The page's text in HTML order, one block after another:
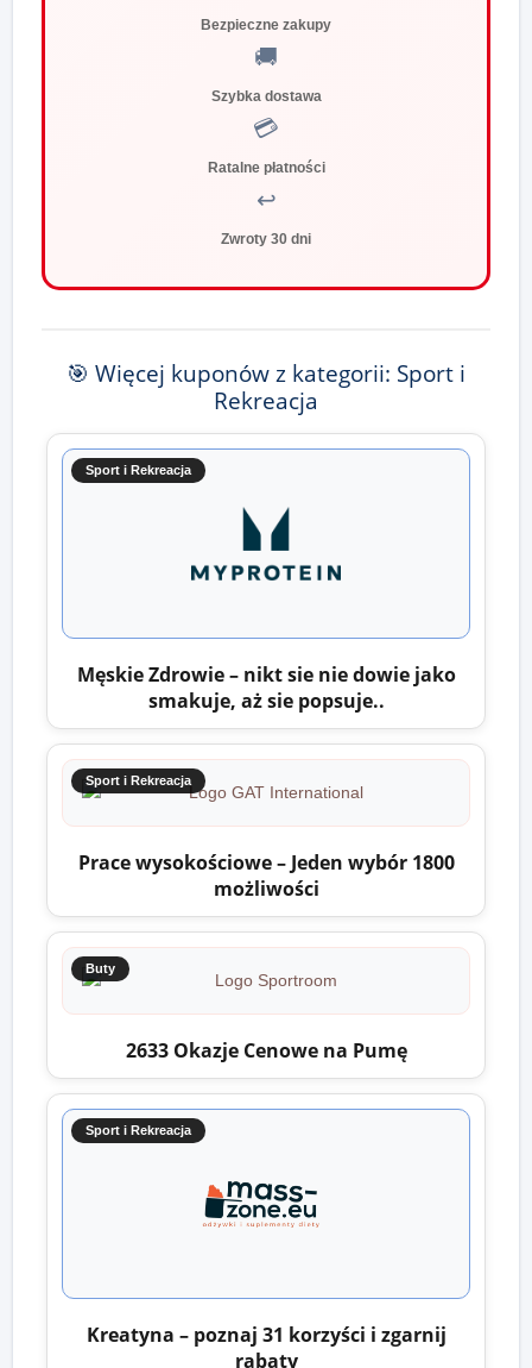
Bezpieczne zakupy
🚚
Szybka dostawa
💳
Ratalne płatności
↩️
Zwroty 30 dni
🎯 Więcej kuponów z kategorii: Sport i
Rekreacja
Sport i Rekreacja
Męskie Zdrowie – nikt sie nie dowie jako
smakuje, aż sie popsuje..
Sport i Rekreacja
Prace wysokościowe – Jeden wybór 1800
możliwości
Buty
2633 Okazje Cenowe na Pumę
Sport i Rekreacja
Kreatyna – poznaj 31 korzyści i zgarnij
rabaty